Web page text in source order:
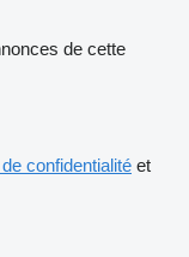
de cette
confidentialité et